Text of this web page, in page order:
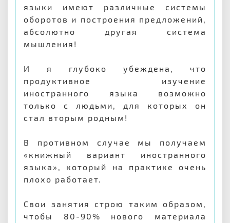
языки имеют различные системы
оборотов и построения предложений,
абсолютно другая система
мышления!
И я глубоко убеждена, что
продуктивное изучение
иностранного языка возможно
только с людьми, для которых он
стал вторым родным!
В противном случае мы получаем
«книжный вариант иностранного
языка», который на практике очень
плохо работает.
Свои занятия строю таким образом,
чтобы 80-90% нового материала